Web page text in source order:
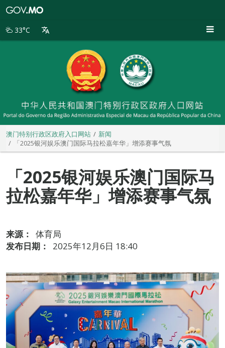
别
33°C
澳门特别行政区政府入口网站
新闻
「2025银河娱乐澳门国际马拉松嘉年华」增添赛事气氛
「2025银河娱乐澳门国际马
拉松嘉年华」增添赛事气氛
来源：
体育局
发布日期：
2025年12月6日 18:40